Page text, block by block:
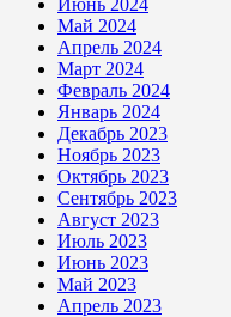
Май 2024
Апрель 2024
Март 2024
Февраль 2024
Январь 2024
Декабрь 2023
Ноябрь 2023
Октябрь 2023
Сентябрь 2023
Август 2023
Июль 2023
Июнь 2023
Май 2023
Апрель 2023